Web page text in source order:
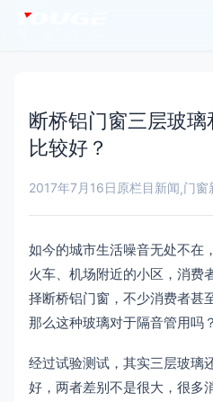
断桥铝门窗三层玻
比较好？
2017年7月16日 原栏目新闻,门窗
如今的城市生活噪音无处不在
火车、机场附近的小区，消费
择断桥铝门窗，不少消费者甚
那么这种玻璃对于隔音管用吗？
经过试验测试，其实三层玻璃
好，两者差别不是很大，很多